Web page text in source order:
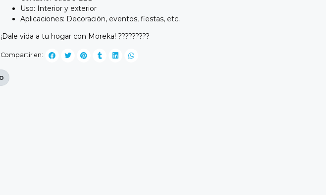
Uso: Interior y exterior
Aplicaciones: Decoración, eventos, fiestas, etc.
¡Dale vida a tu hogar con Moreka! ?????????
Compartir en: